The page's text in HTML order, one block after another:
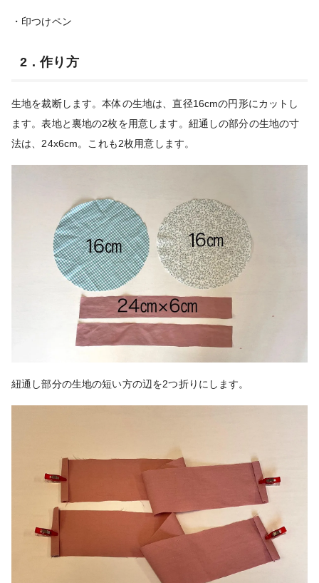
・印つけペン
2．作り方
生地を裁断します。本体の生地は、直径16cmの円形にカットし
ます。表地と裏地の2枚を用意します。紐通しの部分の生地の寸
法は、24x6cm。これも2枚用意します。
紐通し部分の生地の短い方の辺を2つ折りにします。